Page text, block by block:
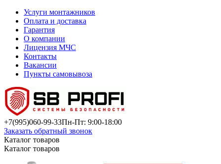
Услуги монтажников
Оплата и доставка
Гарантия
О компании
Лицензия МЧС
Контакты
Вакансии
Пункты самовывоза
+7(995)060-99-33Пн-Пт: 9:00-18:00
Заказать обратный звонок
Каталог товаров
Каталог товаров